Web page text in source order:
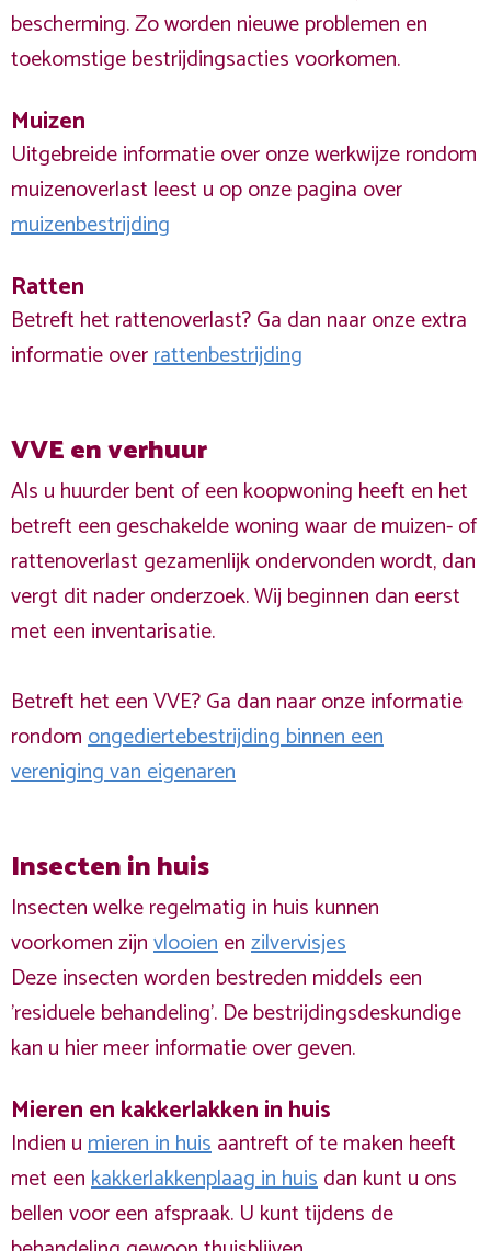
bescherming. Zo worden nieuwe problemen en
toekomstige bestrijdingsacties voorkomen.
Muizen
Uitgebreide informatie over onze werkwijze rondom
muizenoverlast leest u op onze pagina over
muizenbestrijding
Ratten
Betreft het rattenoverlast? Ga dan naar onze extra
informatie overrattenbestrijding
VVE en verhuur
Als u huurder bent of een koopwoning heeft en het
betreft een geschakelde woning waar de muizen- of
rattenoverlast gezamenlijk ondervonden wordt, dan
vergt dit nader onderzoek. Wij beginnen dan eerst
met een inventarisatie.
Betreft het een VVE? Ga dan naar onze informatie
rondomongediertebestrijding binnen een
vereniging van eigenaren
Insecten in huis
Insecten welke regelmatig in huis kunnen
voorkomen zijnvlooienenzilvervisjes
Deze insecten worden bestreden middels een
'residuele behandeling'. De bestrijdingsdeskundige
kan u hier meer informatie over geven.
Mieren en kakkerlakken in huis
Indien umieren in huisaantreft of te maken heeft
met eenkakkerlakkenplaag in huisdan kunt u ons
bellen voor een afspraak. U kunt tijdens de